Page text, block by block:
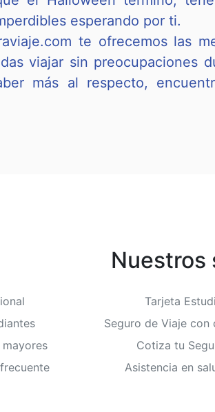
esperando por ti.
te ofrecemos las
viajar sin preocupaciones
más al respecto,
Nuestros
Tarjeta
Seguro de Viaje con
Cotiza tu
Asistencia en